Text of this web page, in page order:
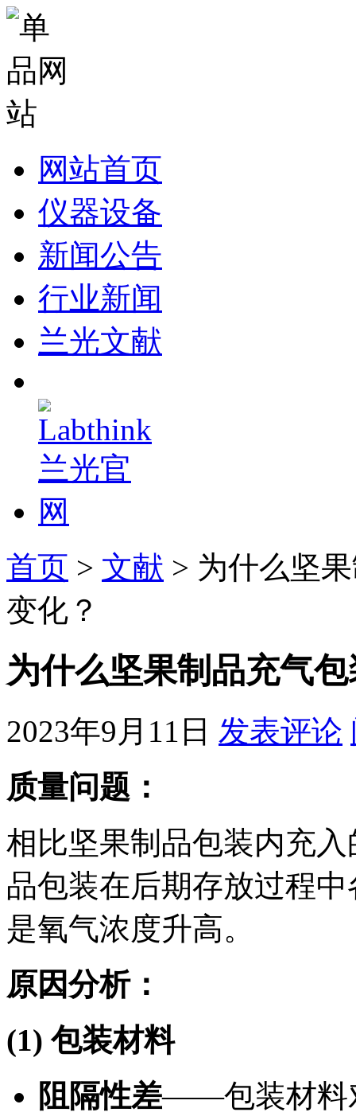
网站首页
仪器设备
新闻公告
行业新闻
兰光文献
首页 > 文献 > 为什么坚
变化？
为什么坚果制品充气
2023年9月11日 发表评论
质量问题：
相比坚果制品包装内充
品包装在后期存放过程
是氧气浓度升高。
原因分析：
(1) 包装材料
阻隔性差——包装材料